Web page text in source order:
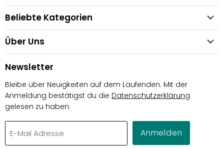
Beliebte Kategorien
Über Uns
Newsletter
Bleibe über Neuigkeiten auf dem Laufenden. Mit der
Anmeldung bestätigst du die Datenschutzerklärung
gelesen zu haben.
E-Mail Adresse Anmelden